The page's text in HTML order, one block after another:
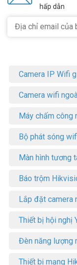
hấp dẫn
Camera IP Wifi
Camera wifi
Máy chấm công
Bộ phát sóng
Màn hình tương
Báo trộm
Lắp đặt camera
Thiết bị hội nghị
Đèn năng lượng
Thiết bị mạng